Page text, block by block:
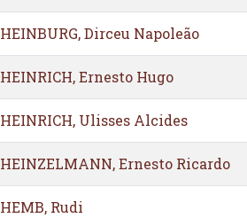
HEINBURG, Dirceu Napoleão
HEINRICH, Ernesto Hugo
HEINRICH, Ulisses Alcides
HEINZELMANN, Ernesto Ricardo
HEMB, Rudi